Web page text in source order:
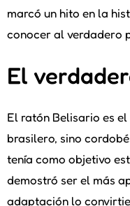
marcó un hito en la
conocer al verdadero
El
El ratón Belisario es
brasilero, sino
tenía como objetivo
demostró ser el más
adaptación lo